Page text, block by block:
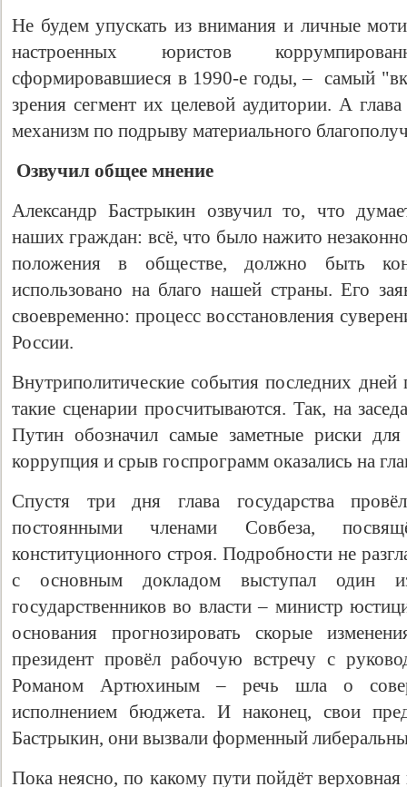
Не будем упускать из внимания и личные
настроенных юристов
сформировавшиеся в 1990-е годы, – самый
зрения сегмент их целевой аудитории. А
механизм по подрыву материального
Озвучил общее мнение
Александр Бастрыкин озвучил то, что
наших граждан: всё, что было нажито
положения в обществе, должно быть
использовано на благо нашей страны. Его
своевременно: процесс восстановления
России.
Внутриполитические события последних
такие сценарии просчитываются. Так, на
Путин обозначил самые заметные риски для
коррупция и срыв госпрограмм оказались на
Спустя три дня глава государства
постоянными членами Совбеза,
конституционного строя. Подробности не
с основным докладом выступал один
государственников во власти – министр
основания прогнозировать скорые
президент провёл рабочую встречу с
Романом Артюхиным – речь шла о
исполнением бюджета. И наконец, свои
Бастрыкин, они вызвали форменный
Пока неясно, по какому пути пойдёт